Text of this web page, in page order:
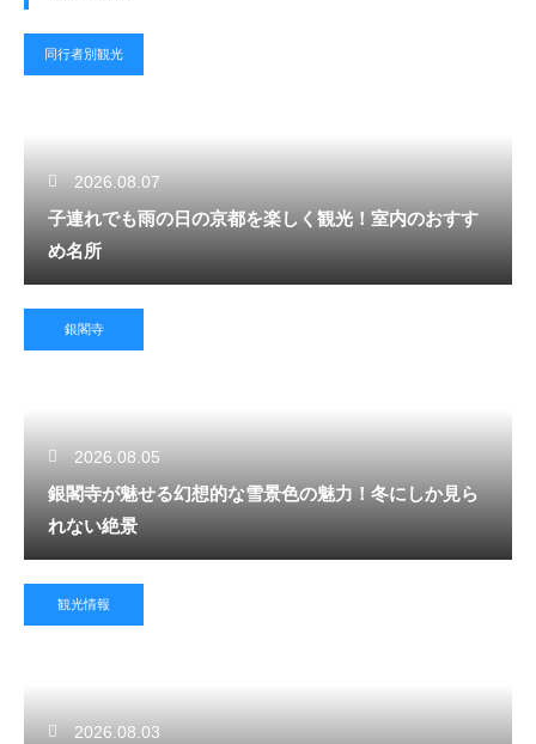
同行者別観光
2026.08.07
子連れでも雨の日の京都を楽しく観光！室内のおすす
め名所
銀閣寺
2026.08.05
銀閣寺が魅せる幻想的な雪景色の魅力！冬にしか見ら
れない絶景
観光情報
2026.08.03